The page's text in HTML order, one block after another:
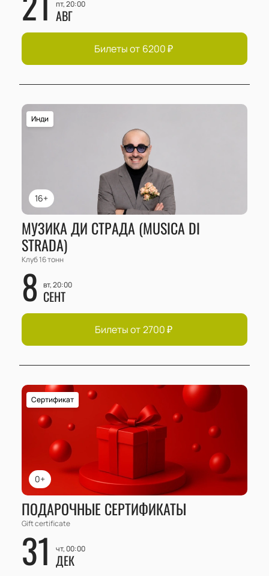
пт, 20:00
АВГ
Билеты от 6200₽
16+
Инди
МУЗИКА ДИ СТРАДА (MUSICA DI
STRADA)
Клуб 16 тонн
8 вт, 20:00
СЕНТ
Билеты от 2700₽
0+
Сертификат
ПОДАРОЧНЫЕ СЕРТИФИКАТЫ
Gift certificate
31 чт, 00:00
ДЕК